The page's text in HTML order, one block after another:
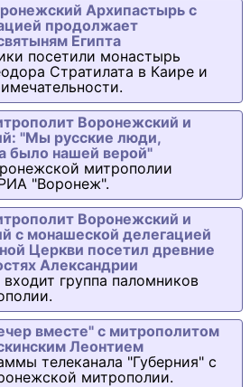
Архипастырь с
продолжает
Египта
посетили монастырь
Стратилата в Каире и
Воронежский и
"Мы русские люди,
было нашей верой"
митрополии
"Воронеж".
Воронежский и
с монашеской делегацией
Церкви посетил древние
Александрии
группа паломников
вместе" с митрополитом
Леонтием
телеканала "Губерния" с
митрополии.